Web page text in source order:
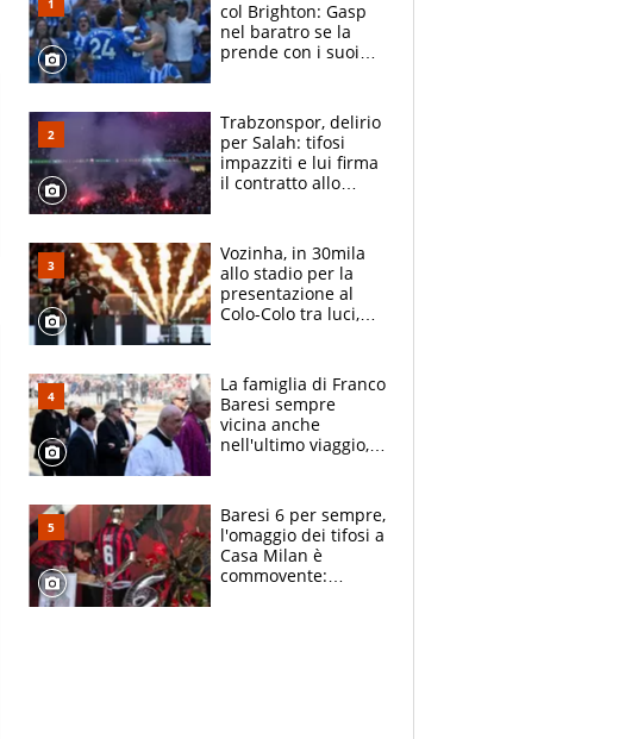
col Brighton: Gasp
nel baratro se la
prende con i suoi
Trabzonspor, delirio
per Salah: tifosi
impazziti e lui firma
il contratto allo
Vozinha, in 30mila
allo stadio per la
presentazione al
Colo-Colo tra luci,
La famiglia di Franco
Baresi sempre
vicina anche
nell'ultimo viaggio,
circondati
dall'affetto dei tifosi
Baresi 6 per sempre,
l'omaggio dei tifosi a
Casa Milan è
commovente: